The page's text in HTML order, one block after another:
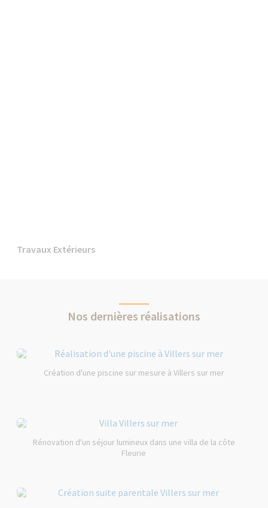
Travaux Extérieurs
Nos dernières réalisations
Création d'une piscine sur mesure à Villers sur mer
Rénovation d'un séjour lumineux dans une villa de la côte
Fleurie